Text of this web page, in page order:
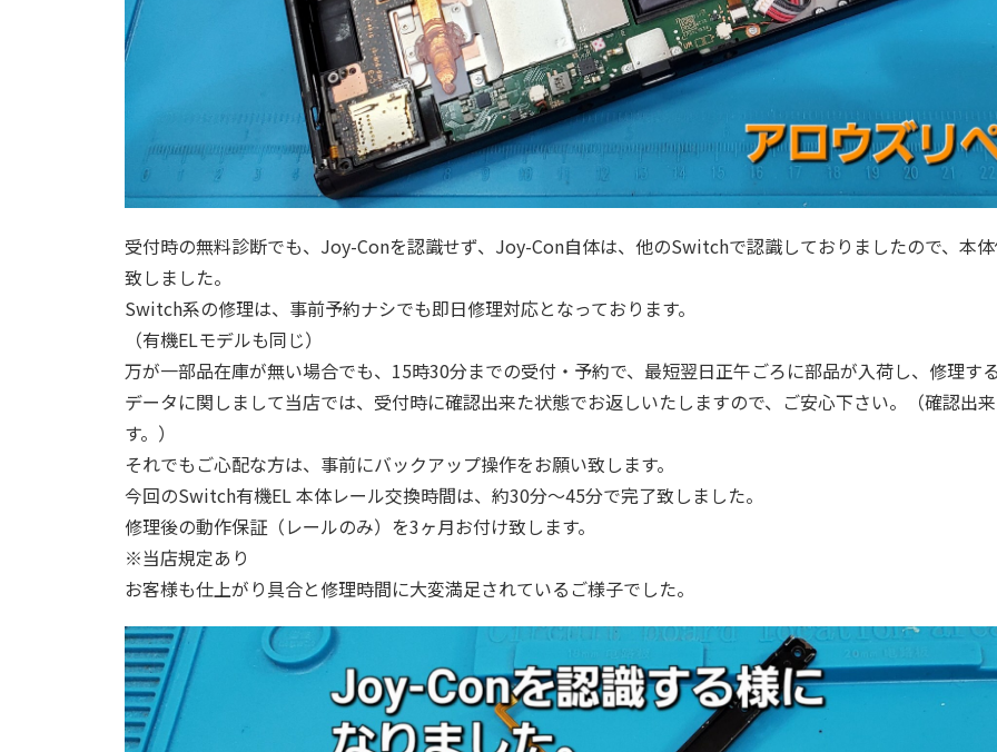
受付時の無料診断でも、Joy-Conを認識せず、Joy-Con自体は、他のSwitchで認識しておりましたので、本
致しました。
Switch系の修理は、事前予約ナシでも即日修理対応となっております。
（有機ELモデルも同じ）
万が一部品在庫が無い場合でも、15時30分までの受付・予約で、最短翌日正午ごろに部品が入荷し、修理す
データに関しまして当店では、受付時に確認出来た状態でお返しいたしますので、ご安心下さい。（確認出
す。）
それでもご心配な方は、事前にバックアップ操作をお願い致します。
今回のSwitch有機EL 本体レール交換時間は、約30分～45分で完了致しました。
修理後の動作保証（レールのみ）を3ヶ月お付け致します。
※当店規定あり
お客様も仕上がり具合と修理時間に大変満足されているご様子でした。